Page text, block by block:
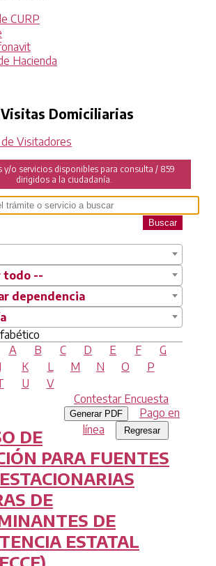
CURP
Hacienda
Domiciliarias
Visitadores
y/o servicios disponibles para consulta / 859
dirigidos a la ciudadanía.
Buscar
todo --
dependencia
A B C D E F
G
J K L M N O
P
U
V
Contestar Encuesta
Generar PDF
Pago en
línea
DE
PARA FUENTES
DE
DE
ESTATAL